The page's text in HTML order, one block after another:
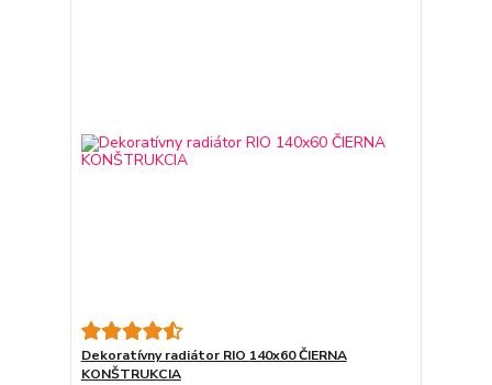
Dekoratívny radiátor RIO 140x60 ČIERNA
KONŠTRUKCIA